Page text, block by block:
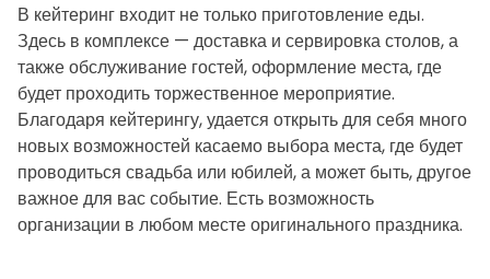
В кейтеринг входит не только приготовление еды.
Здесь в комплексе — доставка и сервировка столов, а
также обслуживание гостей, оформление места, где
будет проходить торжественное мероприятие.
Благодаря кейтерингу, удается открыть для себя много
новых возможностей касаемо выбора места, где будет
проводиться свадьба или юбилей, а может быть, другое
важное для вас событие. Есть возможность
организации в любом месте оригинального праздника.